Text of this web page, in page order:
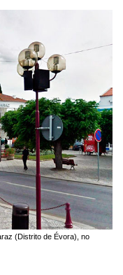
(Distrito de Évora), no